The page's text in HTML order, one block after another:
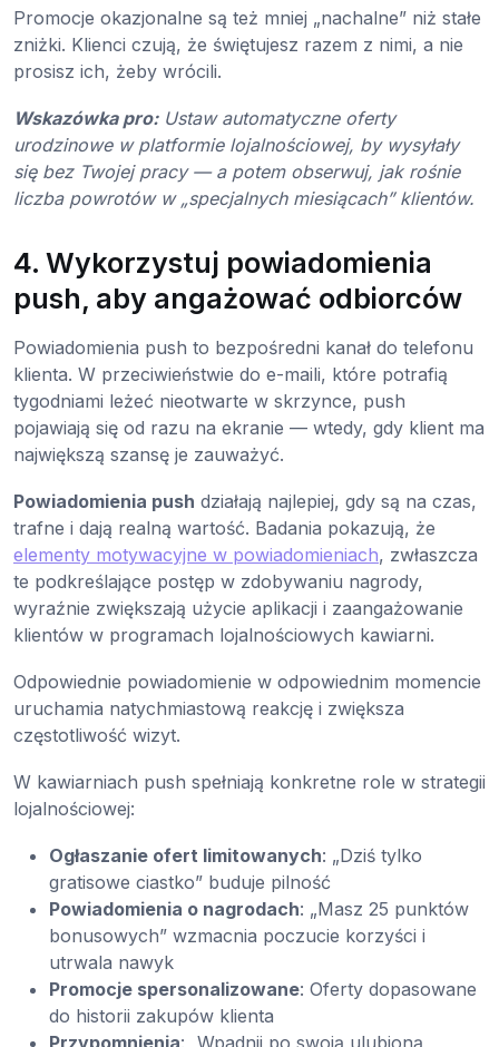
Promocje okazjonalne są też mniej „nachalne” niż stałe
zniżki. Klienci czują, że świętujesz razem z nimi, a nie
prosisz ich, żeby wrócili.
Wskazówka pro: Ustaw automatyczne oferty
urodzinowe w platformie lojalnościowej, by wysyłały
się bez Twojej pracy — a potem obserwuj, jak rośnie
liczba powrotów w „specjalnych miesiącach” klientów.
4. Wykorzystuj powiadomienia
push, aby angażować odbiorców
Powiadomienia push to bezpośredni kanał do telefonu
klienta. W przeciwieństwie do e-maili, które potrafią
tygodniami leżeć nieotwarte w skrzynce, push
pojawiają się od razu na ekranie — wtedy, gdy klient ma
największą szansę je zauważyć.
Powiadomienia push działają najlepiej, gdy są na czas,
trafne i dają realną wartość. Badania pokazują, że
elementy motywacyjne w powiadomieniach, zwłaszcza
te podkreślające postęp w zdobywaniu nagrody,
wyraźnie zwiększają użycie aplikacji i zaangażowanie
klientów w programach lojalnościowych kawiarni.
Odpowiednie powiadomienie w odpowiednim momencie
uruchamia natychmiastową reakcję i zwiększa
częstotliwość wizyt.
W kawiarniach push spełniają konkretne role w strategii
lojalnościowej:
Ogłaszanie ofert limitowanych: „Dziś tylko
gratisowe ciastko” buduje pilność
Powiadomienia o nagrodach: „Masz 25 punktów
bonusowych” wzmacnia poczucie korzyści i
utrwala nawyk
Promocje spersonalizowane: Oferty dopasowane
do historii zakupów klienta